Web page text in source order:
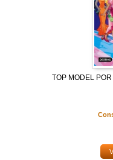
TOP MODEL